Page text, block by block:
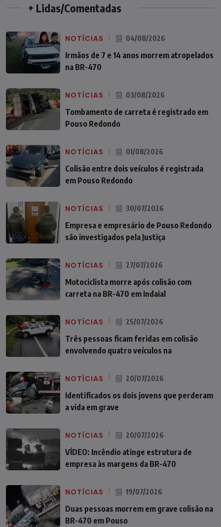
+ Lidas/Comentadas
NOTÍCIAS 04/08/2026
Irmãos de 7 e 14 anos morrem atropelados
na BR-470
NOTÍCIAS 03/08/2026
Tombamento de carreta é registrado em
Pouso Redondo
NOTÍCIAS 01/08/2026
Colisão entre dois veículos é registrada
em Pouso Redondo
NOTÍCIAS 30/07/2026
Empresa e empresário de Pouso Redondo
são investigados pela Justiça
NOTÍCIAS 27/07/2026
Motociclista morre após colisão com
carreta na BR-470 em Indaial
NOTÍCIAS 25/07/2026
Três pessoas ficam feridas em colisão
envolvendo quatro veículos na
NOTÍCIAS 20/07/2026
Identificados os dois jovens que perderam
a vida em grave
NOTÍCIAS 20/07/2026
VÍDEO: Incêndio atinge estrutura de
empresa às margens da BR-470
NOTÍCIAS 19/07/2026
Duas pessoas morrem em grave colisão na
BR-470 em Pouso